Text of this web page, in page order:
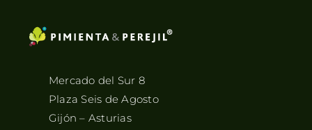
Mercado del Sur 8
Plaza Seis de Agosto
Gijón – Asturias